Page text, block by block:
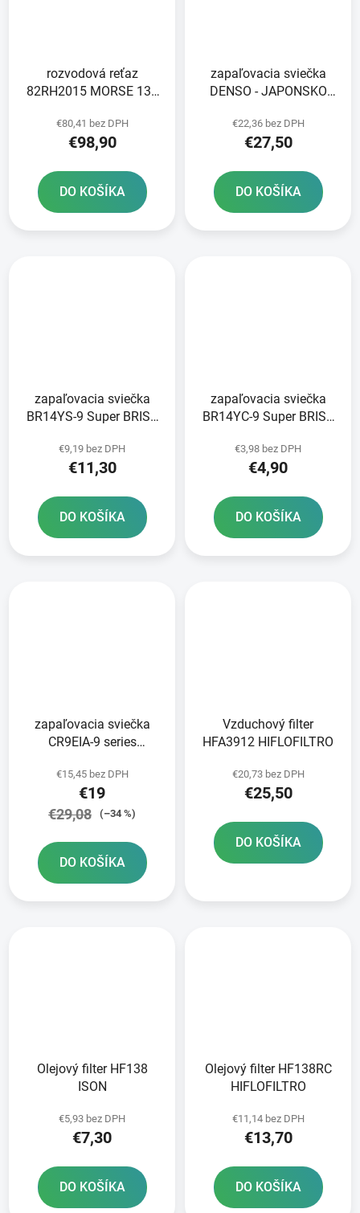
rozvodová reťaz
82RH2015 MORSE 130
€80,41 bez DPH
€98,90
DO KOŠÍKA
zapaľovacia sviečka
DENSO - JAPONSKO
€22,36 bez DPH
€27,50
DO KOŠÍKA
zapaľovacia sviečka
BR14YS-9 Super BRISK
€9,19 bez DPH
€11,30
DO KOŠÍKA
zapaľovacia sviečka
BR14YC-9 Super BRISK
€3,98 bez DPH
€4,90
DO KOŠÍKA
zapaľovacia sviečka
CR9EIA-9 series
€15,45 bez DPH
€19
€29,08 (–34 %)
DO KOŠÍKA
Vzduchový filter
HFA3912 HIFLOFILTRO
€20,73 bez DPH
€25,50
DO KOŠÍKA
Olejový filter HF138
ISON
€5,93 bez DPH
€7,30
DO KOŠÍKA
Olejový filter HF138RC
HIFLOFILTRO
€11,14 bez DPH
€13,70
DO KOŠÍKA